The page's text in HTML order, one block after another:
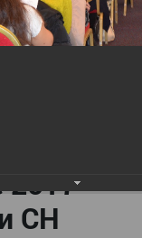
2017
СН